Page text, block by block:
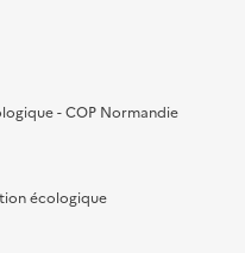
- COP Normandie
écologique